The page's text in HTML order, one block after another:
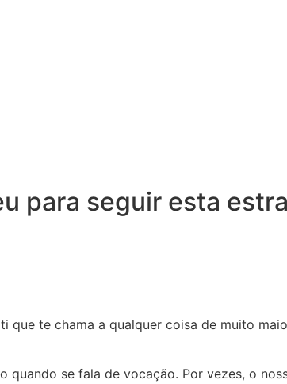
para seguir esta
te chama a qualquer coisa de muito
quando se fala de vocação. Por vezes, o